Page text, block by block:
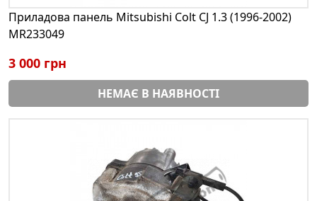
Приладова панель Mitsubishi Colt CJ 1.3 (1996-2002)
MR233049
3 000 грн
НЕМАЄ В НАЯВНОСТІ